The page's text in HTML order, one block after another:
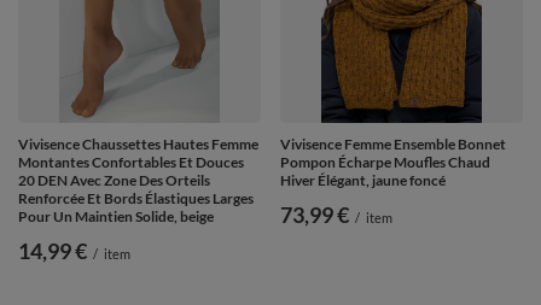
Vivisence Chaussettes Hautes Femme
Montantes Confortables Et Douces
20 DEN Avec Zone Des Orteils
Renforcée Et Bords Élastiques Larges
Pour Un Maintien Solide, beige
14,99 € / item
Vivisence Femme Ensemble Bonnet
Pompon Écharpe Moufles Chaud
Hiver Élégant, jaune foncé
73,99 € / item